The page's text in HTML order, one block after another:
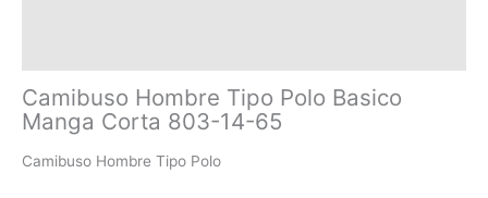
Camibuso Hombre Tipo Polo Basico
Manga Corta 803-14-65
Camibuso Hombre Tipo Polo